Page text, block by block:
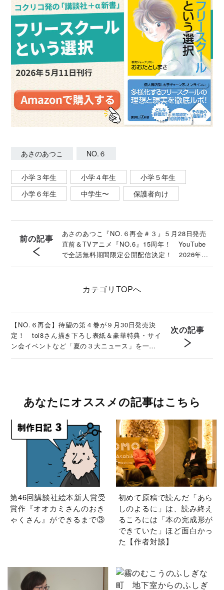
あさのあつこ NO.６
小学３年生 小学４年生
小学５年生
小学６年生
中学生〜 保護者向け
前の記事
あさのあつこ『NO.６再会＃３』５月28日発売
直前＆TVアニメ『NO.6』15周年！ YouTube
で全話無料期間限定公開配信決定！ 2026年５
月22日（金）スタート
カテゴリ TOPへ
【NO.６再会】待望の第４巻が９月30日発売決
定！ toi8さん描き下ろし表紙＆豪華特典・サイ
ン会イベントなど「夏の３大ニュース」を一挙
解禁！
次の記事
あなたにオススメの記事はこちら
第46回講談社絵本新人賞受
賞作『オオカミさんのおき
ゃくさん』ができるまで③
初めて原稿で読んだ「あら
しのよるに」は、読み終え
るころには「本の完成形が
できていた」ほど面白かっ
た【作者対談】